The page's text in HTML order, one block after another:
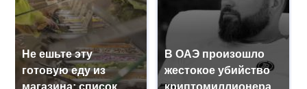
Не ешьте эту
готовую еду из
В ОАЭ произошло
жестокое убийство